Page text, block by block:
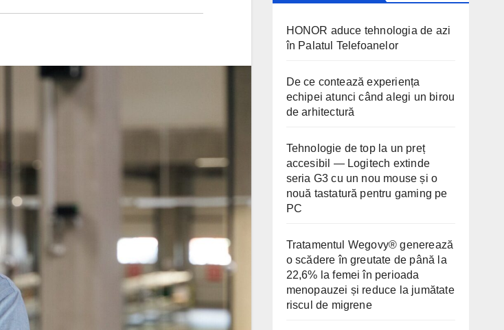
HONOR aduce tehnologia de azi
în Palatul Telefoanelor
De ce contează experiența
echipei atunci când alegi un birou
de arhitectură
Tehnologie de top la un preț
accesibil — Logitech extinde
seria G3 cu un nou mouse și o
nouă tastatură pentru gaming pe
PC
Tratamentul Wegovy® generează
o scădere în greutate de până la
22,6% la femei în perioada
menopauzei și reduce la jumătate
riscul de migrene